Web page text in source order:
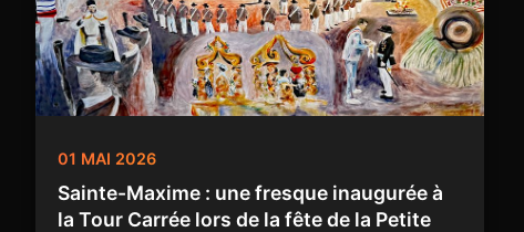
01 MAI 2026
Sainte-Maxime : une fresque inaugurée à
la Tour Carrée lors de la fête de la Petite